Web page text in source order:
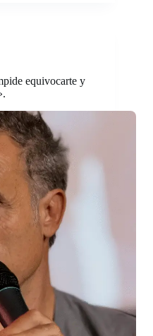
equivocarte y